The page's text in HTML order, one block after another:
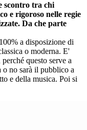
scontro tra chi
e rigoroso nelle regie
Da che parte
a disposizione di
o moderna. E'
questo serve a
o no sarà il pubblico a
e della musica. Poi si